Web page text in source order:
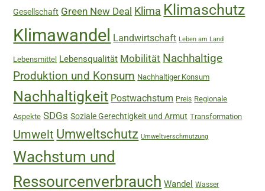
Gesellschaft Green New Deal Klima Klimaschutz
Klimawandel Landwirtschaft Leben am Land
Lebensmittel Lebensqualität Mobilität Nachhaltige
Produktion und Konsum Nachhaltiger Konsum
Nachhaltigkeit Postwachstum Preis Regionale
Aspekte SDGs Soziale Gerechtigkeit und Armut Transformation
Umwelt Umweltschutz Umweltverschmutzung
Wachstum und
Ressourcenverbrauch Wandel Wasser